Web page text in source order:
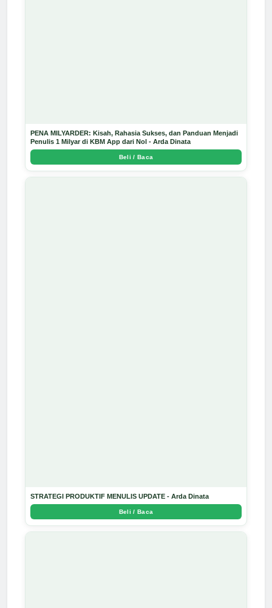
PENA MILYARDER: Kisah, Rahasia Sukses, dan Panduan Menjadi
Penulis 1 Milyar di KBM App dari Nol - Arda Dinata
Beli / Baca
STRATEGI PRODUKTIF MENULIS UPDATE - Arda Dinata
Beli / Baca